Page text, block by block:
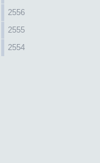
2556
2555
2554